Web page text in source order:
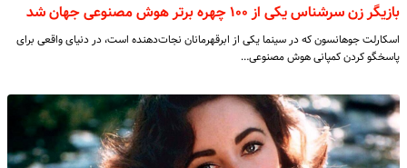
بازیگر زن سرشناس یکی از ۱۰۰ چهره برتر هوش مصنوعی جهان شد
اسکارلت جوهانسون که در سینما یکی از ابرقهرمانان نجات‌دهنده است، در دنیای واقعی برای
پاسخگو کردن کمپانی هوش مصنوعی…